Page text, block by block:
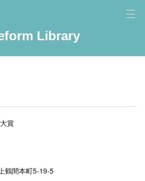
Library
賞
鶴間本町5-19-5